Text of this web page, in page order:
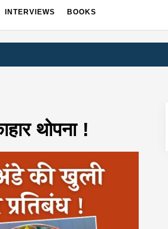
INTERVIEWS BOOKS
थोपना !